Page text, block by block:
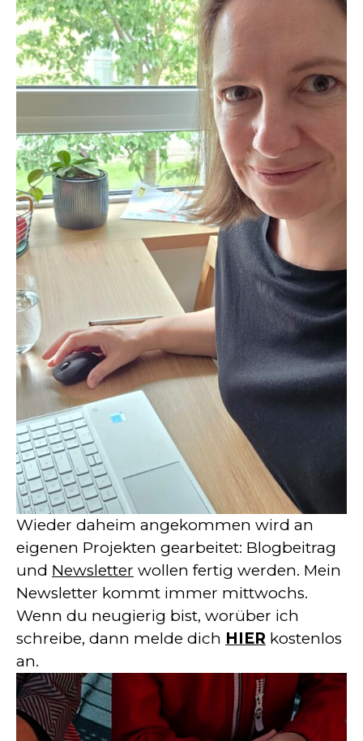
Wieder daheim angekommen wird an
eigenen Projekten gearbeitet: Blogbeitrag
und Newsletter wollen fertig werden. Mein
Newsletter kommt immer mittwochs.
Wenn du neugierig bist, worüber ich
schreibe, dann melde dich HIER kostenlos
an.